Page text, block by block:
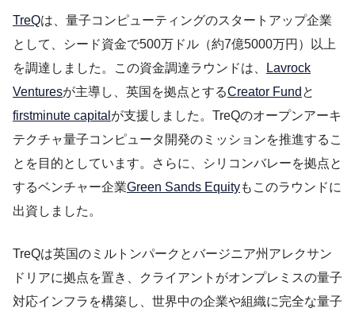
TreQは、量子コンピューティングのスタートアップ企業
として、シード資金で500万ドル（約7億5000万円）以上
を調達しました。この資金調達ラウンドは、
Lavrock
Venturesが主導し、英国を拠点とするCreator Fund と
firstminute capital が支援しました。TreQのオープンアーキ
テクチャ量子コンピュータ開発のミッションを推進するこ
とを目的としています。さらに、シリコンバレーを拠点と
するベンチャー企業Green Sands Equityもこのラウンドに
出資しました。
TreQは英国のミルトンパークとバージニア州アレクサン
ドリアに拠点を置き、クライアントがオンプレミスの量子
対応インフラを構築し、世界中の企業や組織に完全な量子